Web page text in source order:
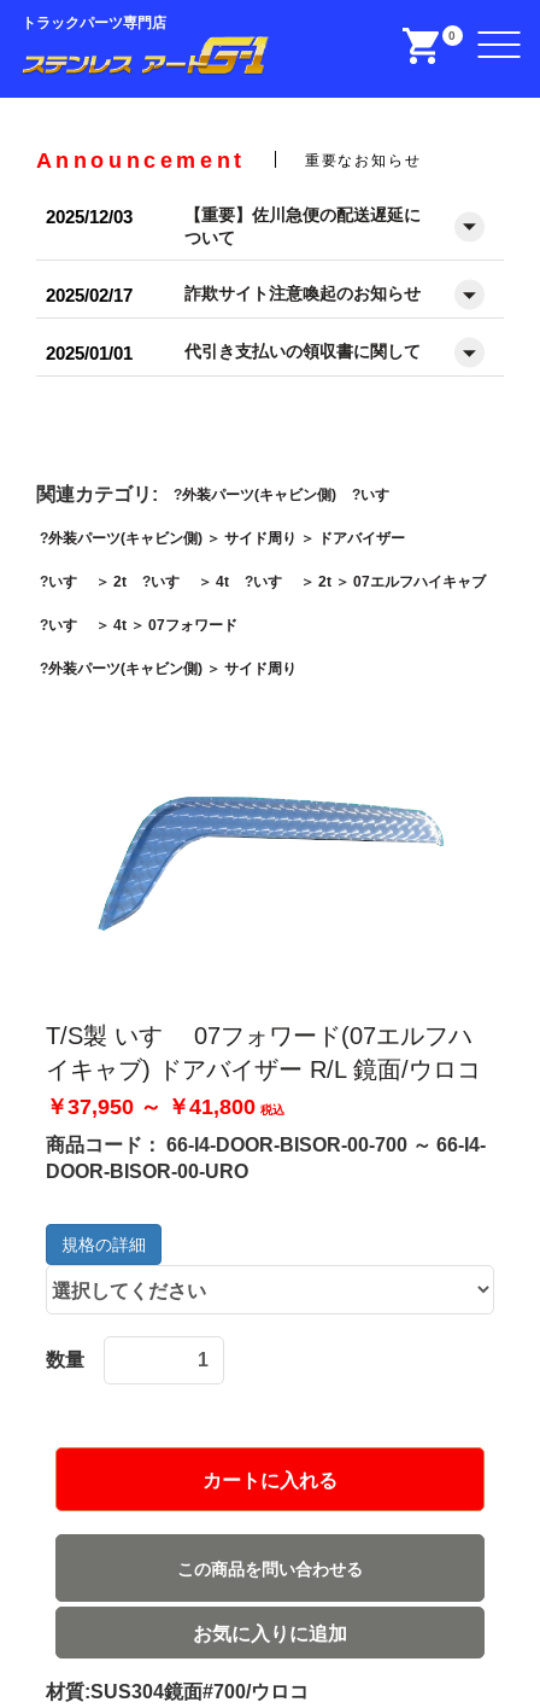
トラックパーツ専門店
0
Announcement 重要なお知らせ
2025/12/03
【重要】佐川急便の配送遅延に
ついて
2025/02/17 詐欺サイト注意喚起のお知らせ
2025/01/01 代引き支払いの領収書に関して
関連カテゴリ: 外装パーツ(キャビン側) いすゞ
外装パーツ(キャビン側) ＞ サイド周り ＞ ドアバイザー
いすゞ ＞ 2t いすゞ ＞ 4t いすゞ ＞ 2t ＞ 07エルフハイキャブ
いすゞ ＞ 4t ＞ 07フォワード
外装パーツ(キャビン側) ＞ サイド周り
T/S製 いすゞ 07フォワード(07エルフハ
イキャブ) ドアバイザー R/L 鏡面/ウロコ
￥37,950 ～ ￥41,800 税込
商品コード： 66-I4-DOOR-BISOR-00-700 ～ 66-I4-
DOOR-BISOR-00-URO
規格の詳細
数量
カートに入れる
この商品を問い合わせる
お気に入りに追加
材質:SUS304鏡面#700/ウロコ